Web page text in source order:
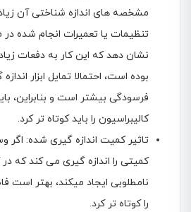
مشخصه های اندازه شناختی آن
تنظیمات یا تعمیرات انجام شده در
نشان دهد که این کار به دفعات
بوده است، احتمالا تمایل ابزار
فرسودگی بیشتر است و بنابراین،
کالیبراسیون را باید کوتاه تر کرد.
تاثیر کمیت اندازه گیری شده: اگر
کمیتی را اندازه گیری می کند که در
نامطلوبی ایجاد میکند، بهتر است
را کوتاه تر کرد.